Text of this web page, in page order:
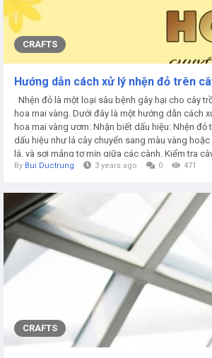
CRAFTS
Hướng dẫn cách xử lý nhện đỏ trên
Nhện đỏ là một loại sâu bệnh gây hại cho cây
hoa mai vàng. Dưới đây là một hướng dẫn cách
hoa mai vàng ươm: Nhận biết dấu hiệu: Nhện đỏ
dấu hiệu như lá cây chuyển sang màu vàng
lá, và sợi mảng tơ mịn giữa các cành. Kiểm tra
By Bui Ductrung 3 years ago 0 471
CRAFTS